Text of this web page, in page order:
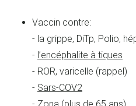
Vaccin contre:
- la grippe, DiTp, Polio,
- l’encéphalite à tiques
- ROR, varicelle (rappel)
- Sars-COV2